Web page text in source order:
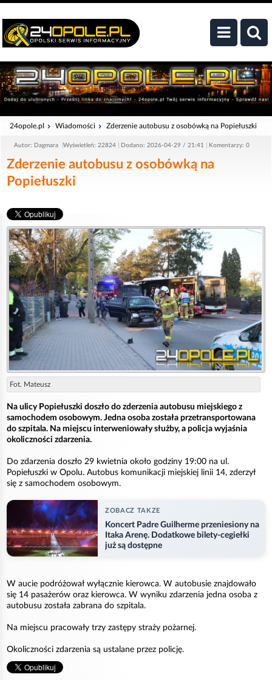
24opole.pl Wiadomości Zderzenie autobusu z osobówką na Popiełuszki
Autor: Dagmara Wyświetleń: 22824 Dodano: 2026-04-29 / 21:41 Komentarzy: 0
Zderzenie autobusu z osobówką na
Popiełuszki
Fot. Mateusz
Na ulicy Popiełuszki doszło do zderzenia autobusu miejskiego z
samochodem osobowym. Jedna osoba została przetransportowana
do szpitala. Na miejscu interweniowały służby, a policja wyjaśnia
okoliczności zdarzenia.
Do zdarzenia doszło 29 kwietnia około godziny 19:00 na ul.
Popiełuszki w Opolu. Autobus komunikacji miejskiej linii 14, zderzył
się z samochodem osobowym.
ZOBACZ TAKZE
Koncert Padre Guilherme przeniesiony na
Itaka Arenę. Dodatkowe bilety-cegiełki
już są dostępne
W aucie podróżował wyłącznie kierowca. W autobusie znajdowało
się 14 pasażerów oraz kierowca. W wyniku zdarzenia jedna osoba z
autobusu została zabrana do szpitala.
Na miejscu pracowały trzy zastępy straży pożarnej.
Okoliczności zdarzenia są ustalane przez policję.